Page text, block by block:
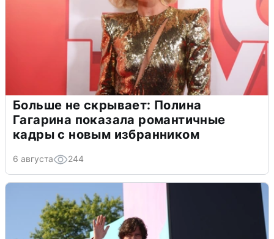
Больше не скрывает: Полина
Гагарина показала романтичные
кадры с новым избранником
6 августа 244